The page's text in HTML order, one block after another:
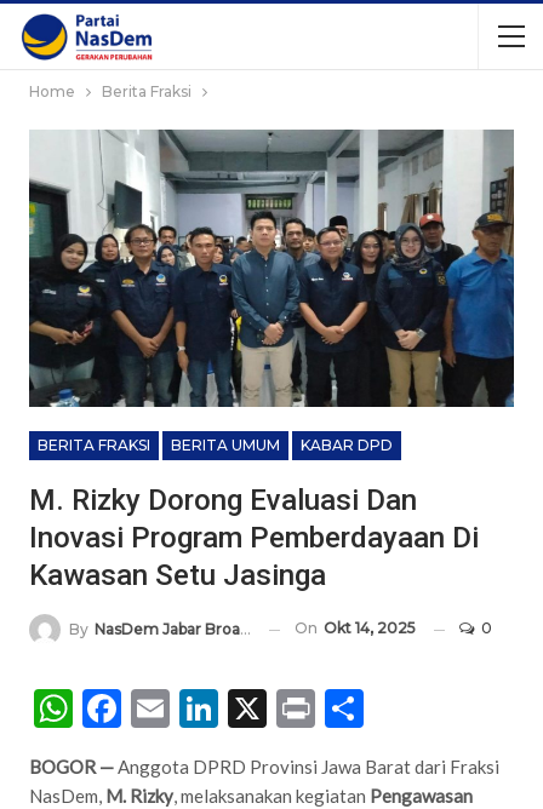
Home Berita Fraksi
BERITA FRAKSI BERITA UMUM KABAR DPD
M. Rizky Dorong Evaluasi Dan
Inovasi Program Pemberdayaan Di
Kawasan Setu Jasinga
By NasDem Jabar Broadcasting Network On Okt 14, 2025 0
WhatsApp
Facebook
EmailLinkedIn
X Print
BOGOR —Anggota DPRD Provinsi Jawa Barat dari Fraksi
NasDem, M. Rizky, melaksanakan kegiatan Pengawasan